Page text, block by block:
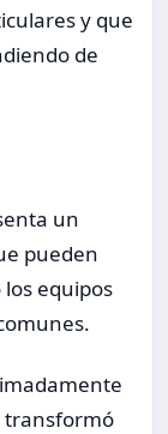
y que
de
un
pueden
equipos
transformó